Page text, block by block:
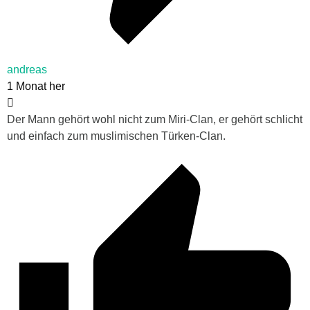
andreas
1 Monat her
Der Mann gehört wohl nicht zum Miri-Clan, er gehört schlicht
und einfach zum muslimischen Türken-Clan.